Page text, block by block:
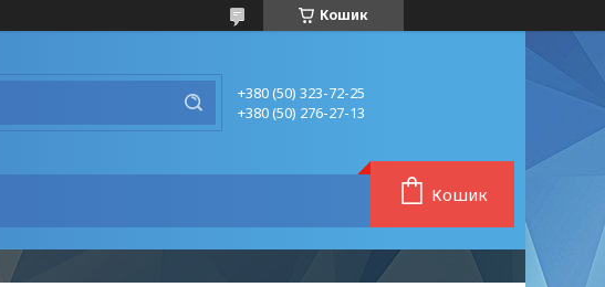
Кошик
+380 (50) 323-72-25
+380 (50) 276-27-13
Кошик